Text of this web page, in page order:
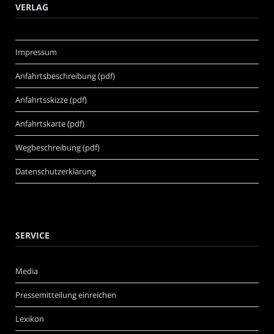
VERLAG
Impressum
Anfahrtsbeschreibung (pdf)
Anfahrtsskizze (pdf)
Anfahrtskarte (pdf)
Wegbeschreibung (pdf)
Datenschutzerklärung
SERVICE
Media
Pressemitteilung einreichen
Lexikon